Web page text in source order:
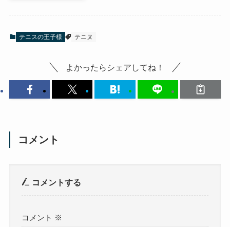
テニスの王子様 テニヌ
よかったらシェアしてね！
コメント
コメントする
コメント ※